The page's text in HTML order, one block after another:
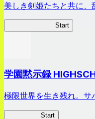
美しき剣姫たちと共に、
Start
学園黙示録
極限世界を生き残れ。サ
Start